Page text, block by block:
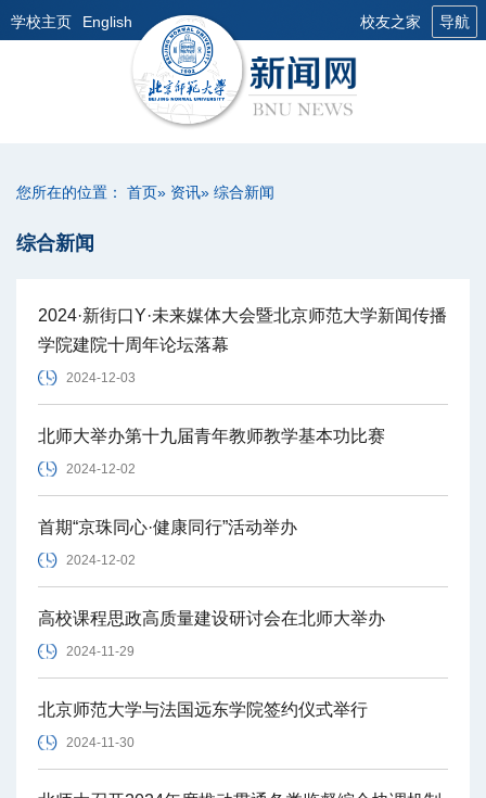
学校主页 English 校友之家 导航
您所在的位置： 首页» 资讯» 综合新闻
综合新闻
2024·新街口Y·未来媒体大会暨北京师范大学新闻传播
学院建院十周年论坛落幕
2024-12-03
北师大举办第十九届青年教师教学基本功比赛
2024-12-02
首期“京珠同心·健康同行”活动举办
2024-12-02
高校课程思政高质量建设研讨会在北师大举办
2024-11-29
北京师范大学与法国远东学院签约仪式举行
2024-11-30